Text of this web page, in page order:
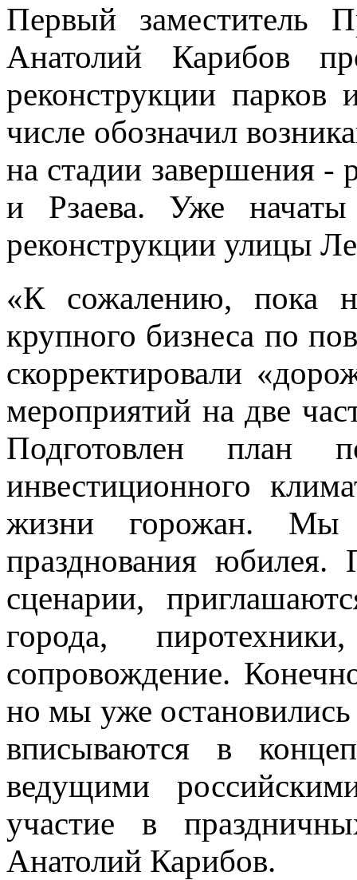
Первый заместитель
Анатолий Карибов
реконструкции
числе обозначил
на стадии завершения -
и Рзаева. Уже начаты
реконструкции улицы
«К сожалению, пока
крупного бизнеса по
скорректировали
мероприятий на две
Подготовлен план
инвестиционного
жизни горожан. Мы
празднования юбилея.
сценарии,
города,
сопровождение.
но мы уже
вписываются в
ведущими
участие в
Анатолий Карибов.